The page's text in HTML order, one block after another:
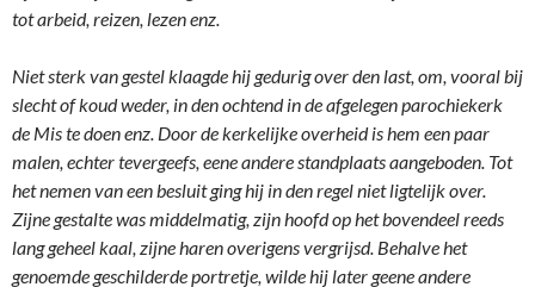
tot arbeid, reizen, lezen enz.
Niet sterk van gestel klaagde hij gedurig over den last, om, vooral bij
slecht of koud weder, in den ochtend in de afgelegen parochiekerk
de Mis te doen enz. Door de kerkelijke overheid is hem een paar
malen, echter tevergeefs, eene andere standplaats aangeboden. Tot
het nemen van een besluit ging hij in den regel niet ligtelijk over.
Zijne gestalte was middelmatig, zijn hoofd op het bovendeel reeds
lang geheel kaal, zijne haren overigens vergrijsd. Behalve het
genoemde geschilderde portretje, wilde hij later geene andere